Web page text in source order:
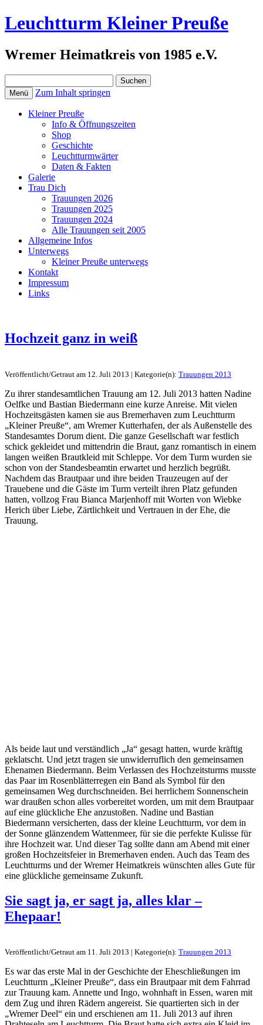
Leuchtturm Kleiner Preuße
Wremer Heimatkreis von 1985 e.V.
nach:
Menü Zum Inhalt springen
Kleiner Preuße
Info & Öffnungszeiten
Shop
Geschichte
Leuchtturmwärter
Daten & Fakten
Galerie
Trau Dich
Trauungen 2026
Trauungen 2025
Trauungen 2024
Alle Trauungen seit 2005
Allgemeine Infos
Unterwegs
Kleiner Preuße unterwegs
Kontakt
Impressum
Links
Hochzeit ganz in weiß
Veröffentlicht/Getraut am 12. Juli 2013 | Kategorie(n): Trauungen 2013
Zu ihrer standesamtlichen Trauung am 12. Juli 2013 hatten Nadine
Oelfke und Bastian Biedermann eine kurze Anreise. Mit vielen
Hochzeitsgästen kamen sie aus Bremerhaven zum Leuchtturm
„Kleiner Preuße“, am Wremer Kutterhafen, der als Außenstelle des
Standesamtes Dorum dient. Die ganze Gesellschaft war festlich
schick gekleidet und mittendrin die Braut, ganz romantisch in einem
langen weißen Brautkleid mit Schleppe. Vor dem Turm wurden sie
schon von der Standesbeamtin erwartet und herzlich begrüßt.
Nachdem das Brautpaar und ihre beiden Trauzeugen auf der
Trauebene und die Gäste im Turm verteilt ihren Platz gefunden
hatten, vollzog Frau Bianca Marjenhoff mit Worten von Wiebke
Herich über Liebe, Zärtlichkeit und Vertrauen in der Ehe, die
Trauung.
Als beide laut und verständlich „Ja“ gesagt hatten, wurde kräftig
geklatscht. Und jetzt tragen sie unwiderruflich den gemeinsamen
Ehenamen Biedermann. Beim Verlassen des Hochzeitsturms musste
das Paar im Rosenblätterregen ein Band als Symbol für den
gemeinsamen Weg durchschneiden. Bei herrlichem Sonnenschein
war draußen schon alles vorbereitet worden, um mit dem Brautpaar
auf eine glückliche Ehe anzustoßen. Nadine und Bastian
Biedermann versicherten, dass der kleine Leuchtturm, vor dem in
der Sonne glänzendem Wattenmeer, für sie die perfekte Kulisse für
ihre Hochzeit war. Und dieser Tag sollte dann am Abend mit einer
großen Hochzeitsfeier in Bremerhaven enden. Auch das Team des
Leuchtturms und der Wremer Heimatkreis wünschten alles Gute für
eine glückliche gemeinsame Zukunft.
Sie sagt ja, er sagt ja, alles klar –
Ehepaar!
Veröffentlicht/Getraut am 11. Juli 2013 | Kategorie(n): Trauungen 2013
Es war das erste Mal in der Geschichte der Eheschließungen im
Leuchtturm „Kleiner Preuße“, dass ein Brautpaar mit dem Fahrrad
zur Trauung kam. Annette und Ingo, wohnhaft in Essen, waren mit
dem Zug und ihren Rädern angereist. Sie quartierten sich in der
„Wremer Deel“ ein und erschienen am 11. Juli 2013 auf ihren